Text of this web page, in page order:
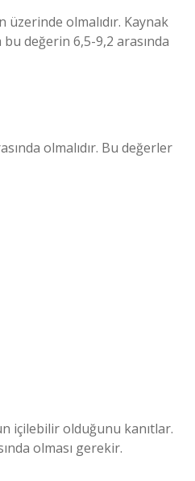
üzerinde olmalıdır. Kaynak
değerin 6,5-9,2 arasında
olmalıdır. Bu değerler
içilebilir olduğunu kanıtlar.
olması gerekir.